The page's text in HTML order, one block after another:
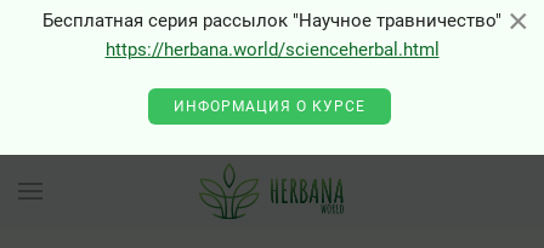
×
Бесплатная серия рассылок "Научное травничество"
https://herbana.world/scienceherbal.html
ИНФОРМАЦИЯ О КУРСЕ
×